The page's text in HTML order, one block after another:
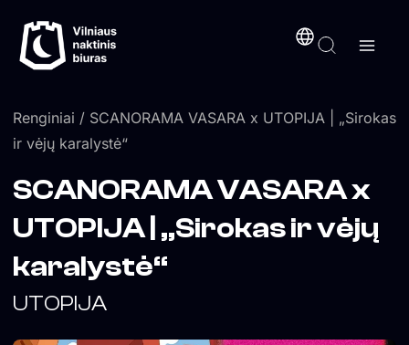
prie
turinio
Renginiai / SCANORAMA VASARA x UTOPIJA | „Sirokas
ir vėjų karalystė“
SCANORAMA VASARA x
UTOPIJA | „Sirokas ir vėjų
karalystė“
UTOPIJA